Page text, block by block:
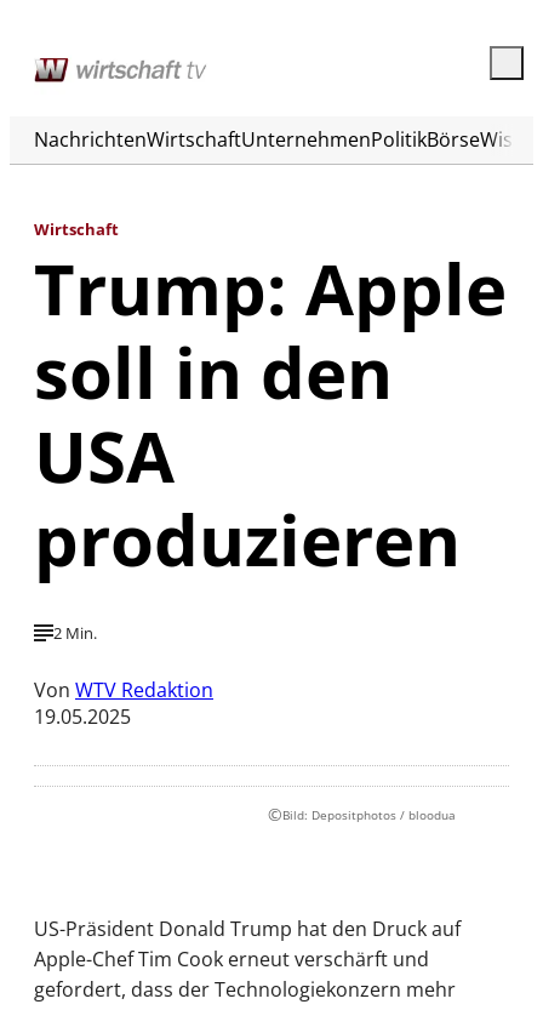
NachrichtenWirtschaftUnternehmenPolitikBörse
Wirtschaft
Trump: Apple
soll in den
USA
produzieren
2 Min.
Von WTV Redaktion
19.05.2025
©Bild: Depositphotos / bloodua
US-Präsident Donald Trump hat den Druck auf
Apple-Chef Tim Cook erneut verschärft und
gefordert, dass der Technologiekonzern mehr